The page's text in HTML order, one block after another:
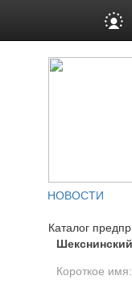
НОВОСТИ
Каталог
Короткое имя: